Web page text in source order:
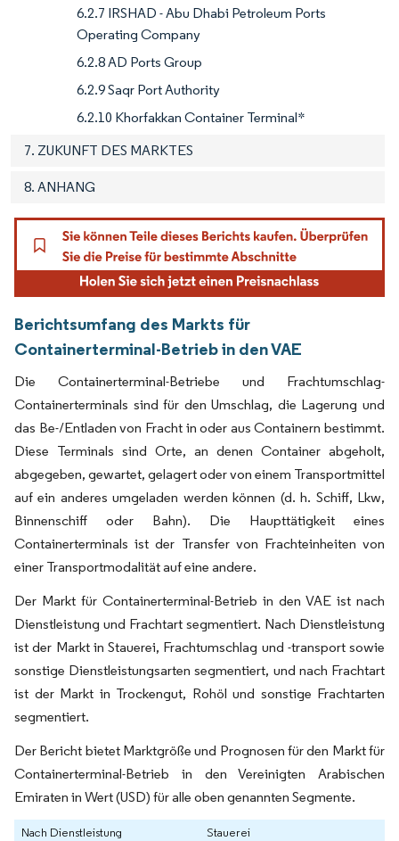
6.2.7 IRSHAD - Abu Dhabi Petroleum Ports
Operating Company
6.2.8 AD Ports Group
6.2.9 Saqr Port Authority
6.2.10 Khorfakkan Container Terminal*
7. ZUKUNFT DES MARKTES
8. ANHANG
Berichtsumfang des Markts für
Containerterminal-Betrieb in den VAE
Die Containerterminal-Betriebe und Frachtumschlag-
Containerterminals sind für den Umschlag, die Lagerung und
das Be-/Entladen von Fracht in oder aus Containern bestimmt.
Diese Terminals sind Orte, an denen Container abgeholt,
abgegeben, gewartet, gelagert oder von einem Transportmittel
auf ein anderes umgeladen werden können (d. h. Schiff, Lkw,
Binnenschiff oder Bahn). Die Haupttätigkeit eines
Containerterminals ist der Transfer von Frachteinheiten von
einer Transportmodalität auf eine andere.
Der Markt für Containerterminal-Betrieb in den VAE ist nach
Dienstleistung und Frachtart segmentiert. Nach Dienstleistung
ist der Markt in Stauerei, Frachtumschlag und -transport sowie
sonstige Dienstleistungsarten segmentiert, und nach Frachtart
ist der Markt in Trockengut, Rohöl und sonstige Frachtarten
segmentiert.
Der Bericht bietet Marktgröße und Prognosen für den Markt für
Containerterminal-Betrieb in den Vereinigten Arabischen
Emiraten in Wert (USD) für alle oben genannten Segmente.
Nach Dienstleistung
Stauerei